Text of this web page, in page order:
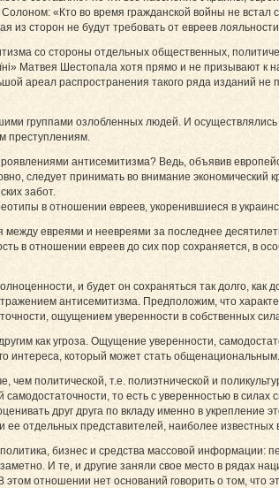
«Кто во время гражданской войны не встал
из сторон не будут требовать от евреев
со стороны от­дельных общественных,
Мат­вея Шес­то­пала хотя прямо и не призывают
ареал распространения такого ряда изданий
группами озлобленных людей. И
преступлениям.
антисемитизма? Ведь, объявив
следует принимать во внимание
забот.
в отношении евреев, укоренившиеся в
евреями и неевреями за последнее
в отношении евреев до сих пор сохраняется, в
и будет он сохраняться так долго, как
антисемитизма. Предположим, что
ощущением уверенности в собственных
как угроза. Ощущение уверенности,
интереса, который может стать общенациональным.
чем политической, т.е. полиэтнической и
то есть с уверенностью в
друг друга по вкладу именно в укрепление
отдельных представителей, наиболее
бизнес и средства массовой информации:
И те, и другие заняли свое место в рядах
отношении нет оснований говорить о том,